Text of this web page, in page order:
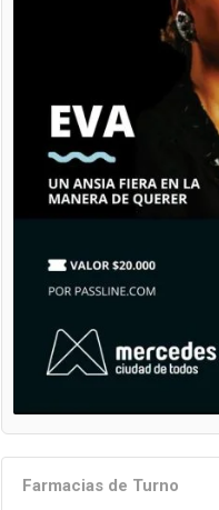
Farmacias de Turno